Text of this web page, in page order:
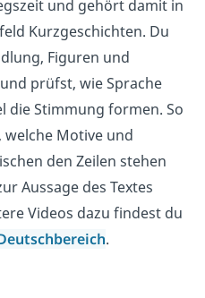
und gehört damit in
Kurzgeschichten. Du
Figuren und
prüfst, wie Sprache
die Stimmung formen. So
welche Motive und
den Zeilen stehen
Aussage des Textes
Videos dazu findest du
.